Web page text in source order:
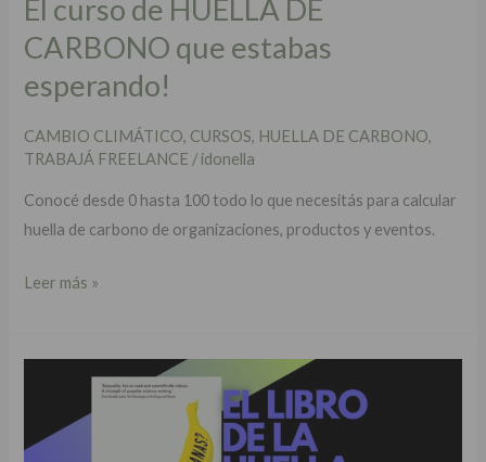
El curso de HUELLA DE
CARBONO que estabas
esperando!
CAMBIO CLIMÁTICO, CURSOS, HUELLA DE CARBONO,
TRABAJÁ FREELANCE / idonella
Conocé desde 0 hasta 100 todo lo que necesitás para calcular
huella de carbono de organizaciones, productos y eventos.
Leer más »